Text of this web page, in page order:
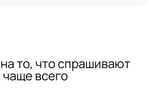
то, что спрашивают
чаще всего